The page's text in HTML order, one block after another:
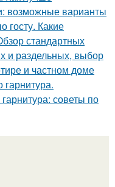
возможные варианты
госту. Какие
стандартных
и раздельных, выбор
и частном доме
советы по